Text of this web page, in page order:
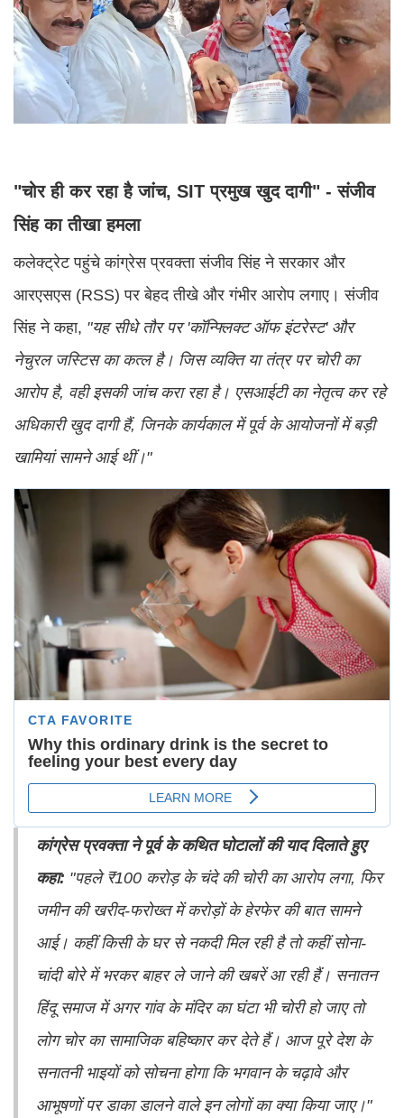
"चोर ही कर रहा है जांच, SIT प्रमुख खुद दागी" - संजीव
सिंह का तीखा हमला
कलेक्ट्रेट पहुंचे कांग्रेस प्रवक्ता संजीव सिंह ने सरकार और
आरएसएस (RSS) पर बेहद तीखे और गंभीर आरोप लगाए। संजीव
सिंह ने कहा, "यह सीधे तौर पर 'कॉन्फ्लिक्ट ऑफ इंटरेस्ट' और
नेचुरल जस्टिस का कत्ल है। जिस व्यक्ति या तंत्र पर चोरी का
आरोप है, वही इसकी जांच करा रहा है। एसआईटी का नेतृत्व कर रहे
अधिकारी खुद दागी हैं, जिनके कार्यकाल में पूर्व के आयोजनों में बड़ी
खामियां सामने आई थीं।"
कांग्रेस प्रवक्ता ने पूर्व के कथित घोटालों की याद दिलाते हुए
कहा: "पहले ₹100 करोड़ के चंदे की चोरी का आरोप लगा, फिर
जमीन की खरीद-फरोख्त में करोड़ों के हेरफेर की बात सामने
आई। कहीं किसी के घर से नकदी मिल रही है तो कहीं सोना-
चांदी बोरे में भरकर बाहर ले जाने की खबरें आ रही हैं। सनातन
हिंदू समाज में अगर गांव के मंदिर का घंटा भी चोरी हो जाए तो
लोग चोर का सामाजिक बहिष्कार कर देते हैं। आज पूरे देश के
सनातनी भाइयों को सोचना होगा कि भगवान के चढ़ावे और
आभूषणों पर डाका डालने वाले इन लोगों का क्या किया जाए।"